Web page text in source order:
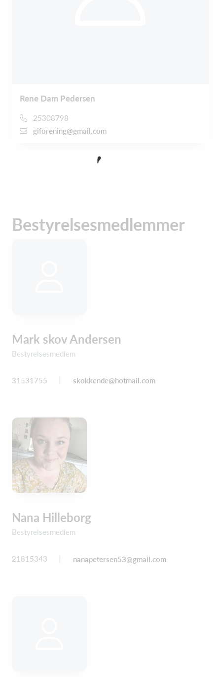
Rene Dam Pedersen
25308798
giforening@gmail.com
Bestyrelsesmedlemmer
Mark skov Andersen
Bestyrelsesmedlem
31531755 skokkende@hotmail.com
Nana Hilleborg
Bestyrelsesmedlem
21815343 nanapetersen53@gmail.com